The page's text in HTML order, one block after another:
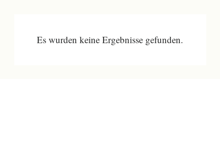
Es wurden keine Ergebnisse gefunden.